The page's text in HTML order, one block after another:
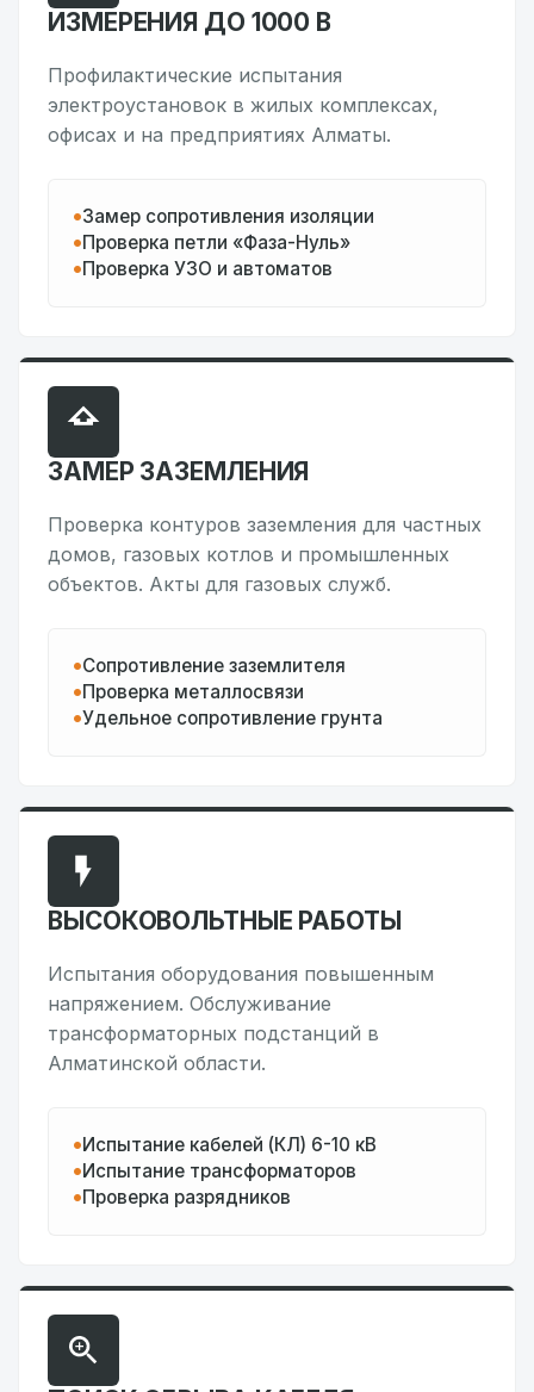
ИЗМЕРЕНИЯ ДО 1000 В
Профилактические испытания
электроустановок в жилых комплексах,
офисах и на предприятиях Алматы.
Замер сопротивления изоляции
Проверка петли «Фаза-Нуль»
Проверка УЗО и автоматов
ЗАМЕР ЗАЗЕМЛЕНИЯ
Проверка контуров заземления для частных
домов, газовых котлов и промышленных
объектов. Акты для газовых служб.
Сопротивление заземлителя
Проверка металлосвязи
Удельное сопротивление грунта
ВЫСОКОВОЛЬТНЫЕ РАБОТЫ
Испытания оборудования повышенным
напряжением. Обслуживание
трансформаторных подстанций в
Алматинской области.
Испытание кабелей (КЛ) 6-10 кВ
Испытание трансформаторов
Проверка разрядников